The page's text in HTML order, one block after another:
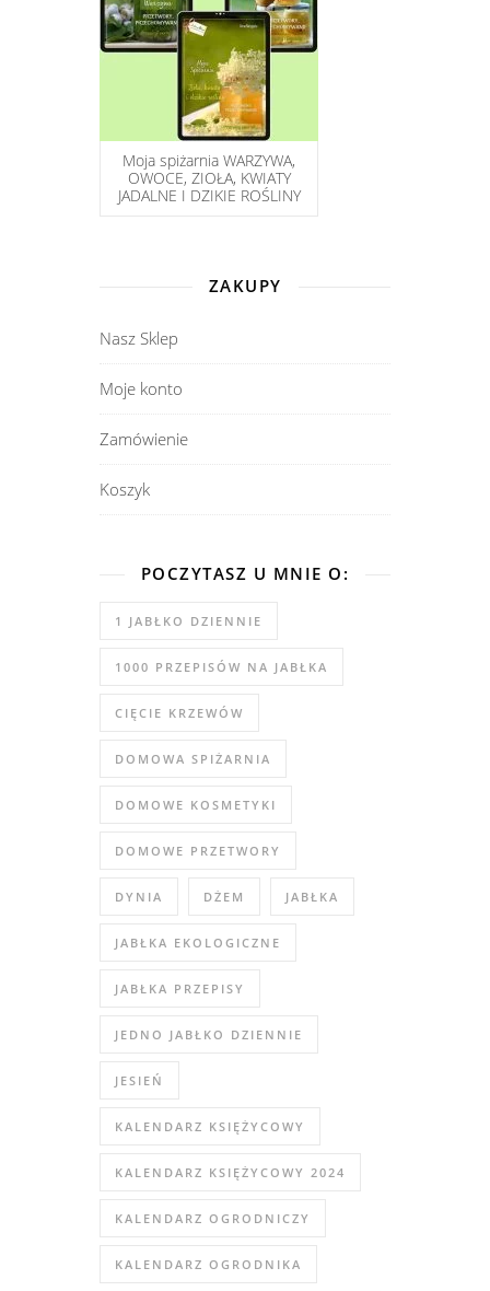
Moja spiżarnia WARZYWA,
OWOCE, ZIOŁA, KWIATY
JADALNE I DZIKIE ROŚLINY
ZAKUPY
Nasz Sklep
Moje konto
Zamówienie
Koszyk
POCZYTASZ U MNIE O:
1 JABŁKO DZIENNIE
1000 PRZEPISÓW NA JABŁKA
CIĘCIE KRZEWÓW
DOMOWA SPIŻARNIA
DOMOWE KOSMETYKI
DOMOWE PRZETWORY
DYNIA DŻEM JABŁKA
JABŁKA EKOLOGICZNE
JABŁKA PRZEPISY
JEDNO JABŁKO DZIENNIE
JESIEŃ
KALENDARZ KSIĘŻYCOWY
KALENDARZ KSIĘŻYCOWY 2024
KALENDARZ OGRODNICZY
KALENDARZ OGRODNIKA